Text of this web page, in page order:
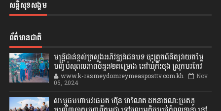
សន្តិសុខសង្គម
ព័ត៌មានជាតិ
មន្ត្រីជាន់ខ្ពស់ក្រសួងអភិវឌ្ឍន៍ជនបទ ចុះត្រួតពិនិត្យវាយតម្លៃ
បញ្ចប់សុពលភាពចំនួន២គម្រោង នៅឃុំកិះចុង ស្រុកបរកែវ
www.k-rasmeydomreymeasposttv.com.kh Nov
05, 2024
សម្តេចមហាបវរធិបតី ហ៊ុន ម៉ាណែត ដឹកនាំគណៈប្រតិភូ